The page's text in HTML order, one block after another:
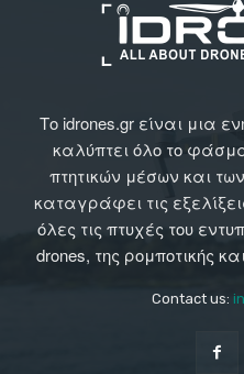
Το idrones.gr είναι μια
καλύπτει όλο το
πτητικών μέσων και
καταγράφει τις
όλες τις πτυχές του
drones, της ρομποτικής
Contact us: